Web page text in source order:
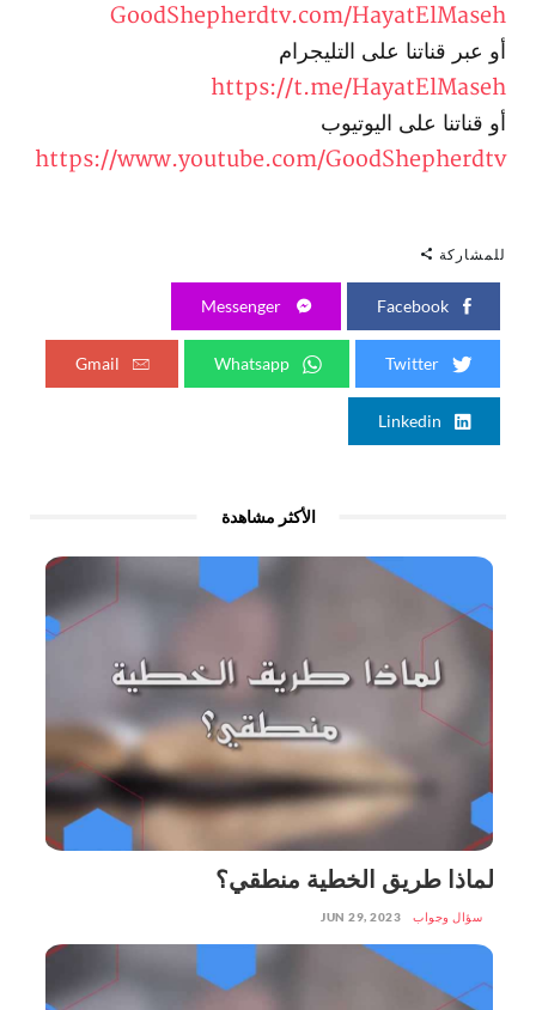
GoodShepherdtv.com/HayatElMaseh
أو عبر قناتنا على التليجرام
https://t.me/HayatElMaseh
أو قناتنا على اليوتيوب
https://www.youtube.com/GoodShepherdtv
للمشاركة
الأكثر مشاهدة
لماذا طريق الخطية منطقي؟
سؤال وجواب JUN 29, 2023